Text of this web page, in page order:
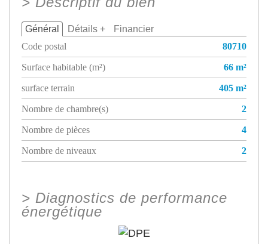
Général Détails + Financier
Code postal
80710
Surface habitable (m²)
66 m²
surface terrain
405 m²
Nombre de chambre(s)
2
Nombre de pièces
4
Nombre de niveaux
2
> Diagnostics de performance
énergétique